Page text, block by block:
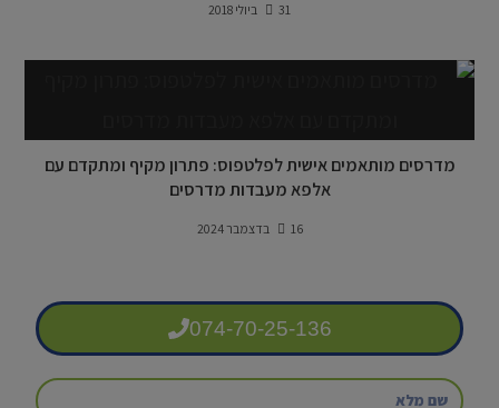
31 ביולי 2018
מדרסים מותאמים אישית לפלטפוס: פתרון מקיף ומתקדם עם
אלפא מעבדות מדרסים
16 בדצמבר 2024
074-70-25-136